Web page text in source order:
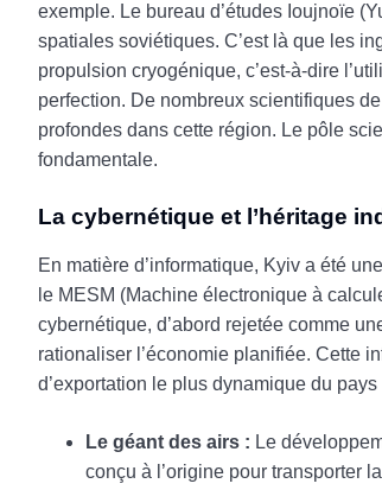
exemple. Le bureau d’études Ioujnoïe
spatiales soviétiques. C’est là que les
propulsion cryogénique, c’est-à-dire
perfection. De nombreux scientifiques
profondes dans cette région. Le pôle
fondamentale.
La cybernétique et l’héritage
En matière d’informatique, Kyiv a été
le MESM (Machine électronique à
cybernétique, d’abord rejetée comme
rationaliser l’économie planifiée. Cette
d’exportation le plus dynamique du
Le géant des airs : Le
conçu à l’origine pour transporter